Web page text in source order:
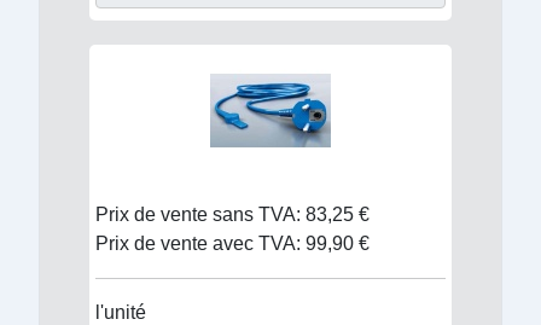
Prix de vente sans TVA: 83,25 €
Prix de vente avec TVA: 99,90 €
l'unité